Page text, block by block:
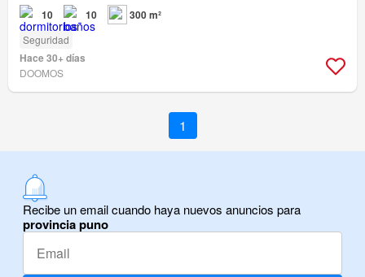
10 10 300 m²
Seguridad
Hace 30+ días
DOOMOS
1
Recibe un email cuando haya nuevos anuncios para
provincia puno